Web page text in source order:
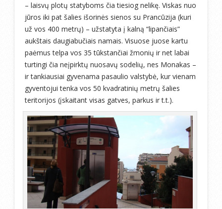
– laisvų plotų statyboms čia tiesiog nelikę. Viskas nuo
jūros iki pat šalies išorinės sienos su Prancūzija (kuri
už vos 400 metrų) – užstatyta į kalną “lipančiais”
aukštais daugiabučiais namais. Visuose juose kartu
paėmus telpa vos 35 tūkstančiai žmonių ir net labai
turtingi čia neįpirktų nuosavų sodelių, nes Monakas –
ir tankiausiai gyvenama pasaulio valstybė, kur vienam
gyventojui tenka vos 50 kvadratinių metrų šalies
teritorijos (įskaitant visas gatves, parkus ir t.t.).